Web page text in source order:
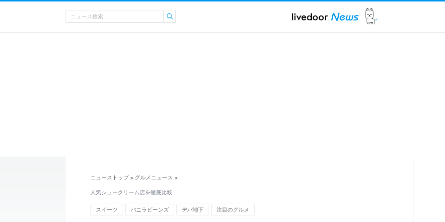
ニューストップ > グルメニュース >
人気シュークリーム店を徹底比較
スイーツ バニラビーンズ デパ地下 注目のグルメ